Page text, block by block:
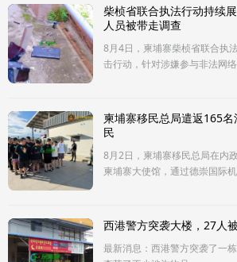
柴桢省联合执法行动持续
人员被带走调查
8月4日，柬埔寨柴桢省联合执
击行动，针对涉嫌参与非法网
柬埔寨移民总局遣返165
民
8月2日，柬埔寨移民总局在内
柬埔寨大使馆，通过德崇国际
西港警方突袭大楼，27人
最新消息：西港警方突袭了一